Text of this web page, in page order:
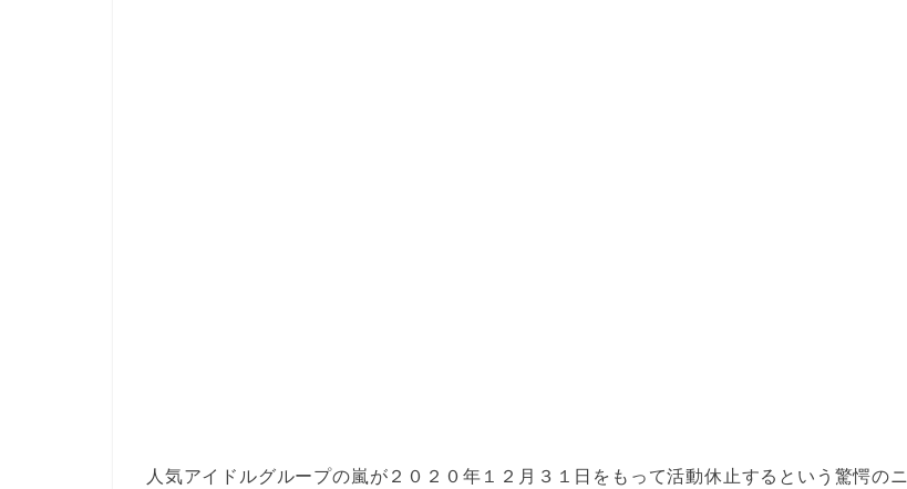
人気アイドルグループの嵐が２０２０年１２月３１日をもって活動休止するという驚愕のニ